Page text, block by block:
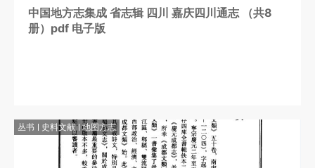
中国地方志集成 省志辑 四川 嘉庆四川通志 （共8
册）pdf 电子版
丛书 史料文献 地图方志